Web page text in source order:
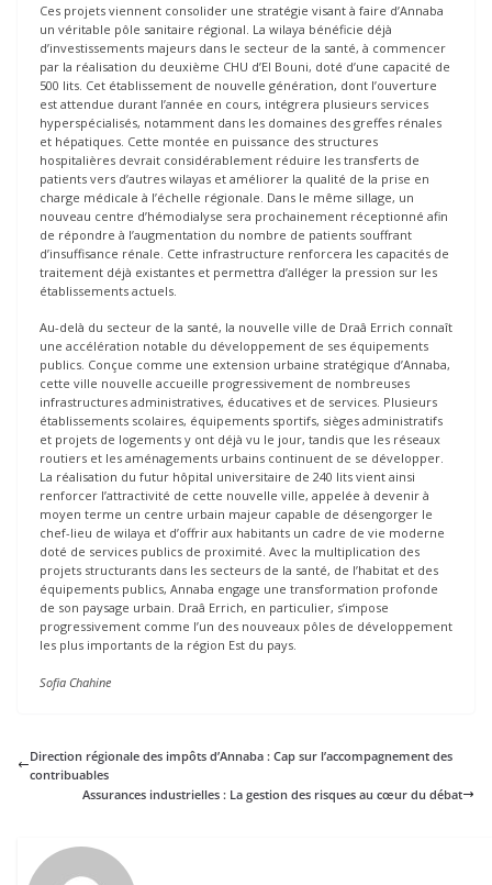
Ces projets viennent consolider une stratégie visant à faire d’Annaba
un véritable pôle sanitaire régional. La wilaya bénéficie déjà
d’investissements majeurs dans le secteur de la santé, à commencer
par la réalisation du deuxième CHU d’El Bouni, doté d’une capacité de
500 lits. Cet établissement de nouvelle génération, dont l’ouverture
est attendue durant l’année en cours, intégrera plusieurs services
hyperspécialisés, notamment dans les domaines des greffes rénales
et hépatiques. Cette montée en puissance des structures
hospitalières devrait considérablement réduire les transferts de
patients vers d’autres wilayas et améliorer la qualité de la prise en
charge médicale à l’échelle régionale. Dans le même sillage, un
nouveau centre d’hémodialyse sera prochainement réceptionné afin
de répondre à l’augmentation du nombre de patients souffrant
d’insuffisance rénale. Cette infrastructure renforcera les capacités de
traitement déjà existantes et permettra d’alléger la pression sur les
établissements actuels.
Au-delà du secteur de la santé, la nouvelle ville de Draâ Errich connaît
une accélération notable du développement de ses équipements
publics. Conçue comme une extension urbaine stratégique d’Annaba,
cette ville nouvelle accueille progressivement de nombreuses
infrastructures administratives, éducatives et de services. Plusieurs
établissements scolaires, équipements sportifs, sièges administratifs
et projets de logements y ont déjà vu le jour, tandis que les réseaux
routiers et les aménagements urbains continuent de se développer.
La réalisation du futur hôpital universitaire de 240 lits vient ainsi
renforcer l’attractivité de cette nouvelle ville, appelée à devenir à
moyen terme un centre urbain majeur capable de désengorger le
chef-lieu de wilaya et d’offrir aux habitants un cadre de vie moderne
doté de services publics de proximité. Avec la multiplication des
projets structurants dans les secteurs de la santé, de l’habitat et des
équipements publics, Annaba engage une transformation profonde
de son paysage urbain. Draâ Errich, en particulier, s’impose
progressivement comme l’un des nouveaux pôles de développement
les plus importants de la région Est du pays.
Sofia Chahine
Direction régionale des impôts d’Annaba : Cap sur l’accompagnement des
contribuables
Assurances industrielles : La gestion des risques au cœur du débat